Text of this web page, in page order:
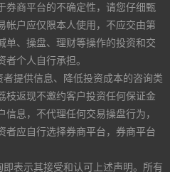
券商平台的不确定性，请您仔细甄
帐户应仅限本人使用，不应交由第
单、操盘、理财等操作的投资和交
个人自行承担。
提供信息、降低投资成本的咨询类
枝返现不邀约客户投资任何保证金
息，不代理任何交易操盘行为，
者应自行选择券商平台，券商平台
表示其接受和认可上述声明。所有